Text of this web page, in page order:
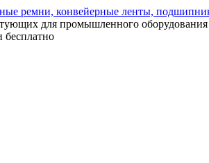
для промышленного оборудования
бесплатно